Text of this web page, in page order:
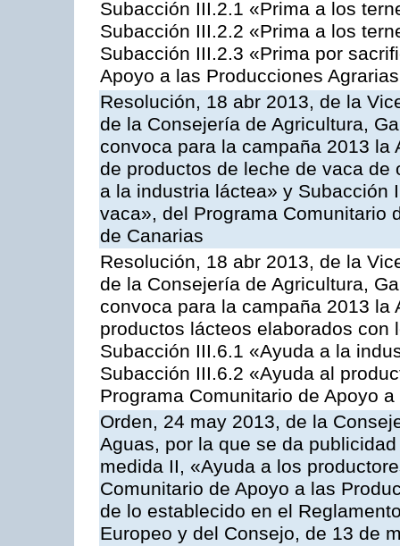
Subacción III.2.1 «Prima a los
Subacción III.2.2 «Prima a los
Subacción III.2.3 «Prima por
Apoyo a las Producciones
Resolución, 18 abr 2013, de la
de la Consejería de Agricultura,
convoca para la campaña 2013
de productos de leche de vaca
a la industria láctea» y Subacción
vaca», del Programa Comunitario
de Canarias
Resolución, 18 abr 2013, de la
de la Consejería de Agricultura,
convoca para la campaña 2013
productos lácteos elaborados
Subacción III.6.1 «Ayuda a la
Subacción III.6.2 «Ayuda al
Programa Comunitario de Apoyo
Orden, 24 may 2013, de la
Aguas, por la que se da
medida II, «Ayuda a los
Comunitario de Apoyo a las
de lo establecido en el
Europeo y del Consejo, de 13 de